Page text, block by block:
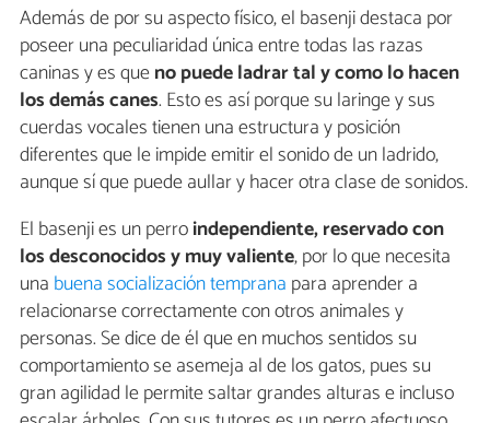
Además de por su aspecto físico, el basenji destaca por
poseer una peculiaridad única entre todas las razas
caninas y es queno puede ladrar tal y como lo hacen
los demás canes. Esto es así porque su laringe y sus
cuerdas vocales tienen una estructura y posición
diferentes que le impide emitir el sonido de un ladrido,
aunque sí que puede aullar y hacer otra clase de sonidos.
El basenji es un perroindependiente, reservado con
los desconocidos y muy valiente, por lo que necesita
una buena socialización temprana para aprender a
relacionarse correctamente con otros animales y
personas. Se dice de él que en muchos sentidos su
comportamiento se asemeja al de los gatos, pues su
gran agilidad le permite saltar grandes alturas e incluso